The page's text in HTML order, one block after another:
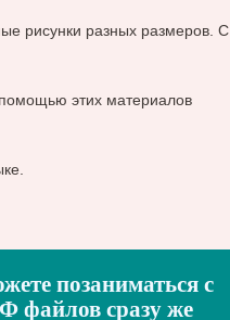
рисунки разных размеров. С
этих материалов
позаниматься с
файлов сразу же